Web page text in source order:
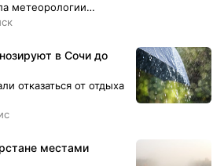
метеорологии
Светлана Рюхтина.
в Сочи до
отказаться от отдыха
местами